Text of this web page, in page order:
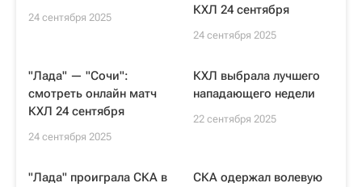
24 сентября 2025
КХЛ 24 сентября
24 сентября 2025
"Лада" — "Сочи":
смотреть онлайн матч
КХЛ 24 сентября
24 сентября 2025
КХЛ выбрала лучшего
нападающего недели
22 сентября 2025
"Лада" проиграла СКА в
СКА одержал волевую